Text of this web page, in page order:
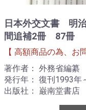
日本外交文書 明
間追補2冊 87冊
【 高額商品の為、お
著作者： 外務省編纂
発行年： 復刊1993
出版社： 巌南堂書店